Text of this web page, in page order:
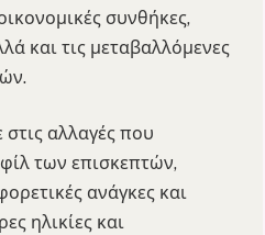
συνθήκες,
και τις μεταβαλλόμενες
αλλαγές που
των επισκεπτών,
ανάγκες και
ηλικίες και